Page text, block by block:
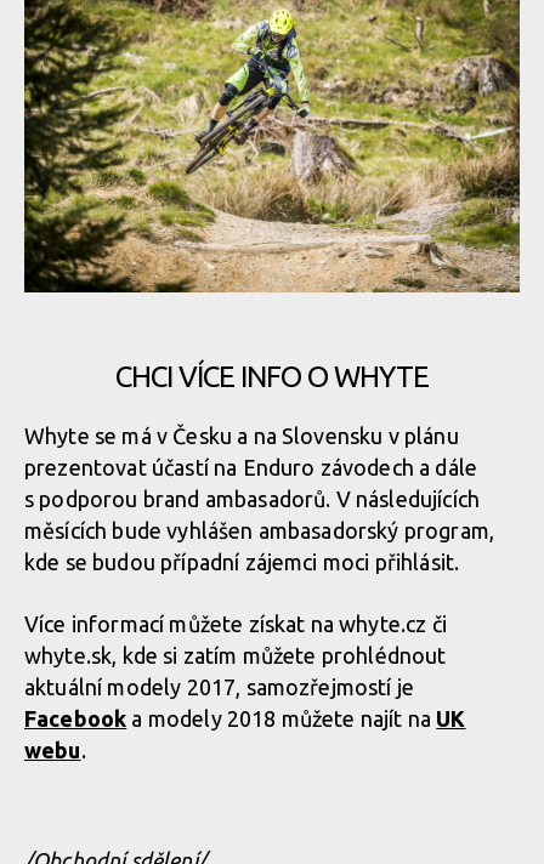
CHCI VÍCE INFO O WHYTE
Whyte se má v Česku a na Slovensku v plánu
prezentovat účastí na Enduro závodech a dále
s podporou brand ambasadorů. V následujících
měsících bude vyhlášen ambasadorský program,
kde se budou případní zájemci moci přihlásit.
Více informací můžete získat na whyte.cz či
whyte.sk, kde si zatím můžete prohlédnout
aktuální modely 2017, samozřejmostí je
Facebook a modely 2018 můžete najít na UK
webu.